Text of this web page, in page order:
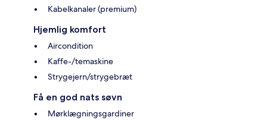
Kabelkanaler (premium)
Hjemlig komfort
Aircondition
Kaffe-/temaskine
Strygejern/strygebræt
Få en god nats søvn
Mørklægningsgardiner